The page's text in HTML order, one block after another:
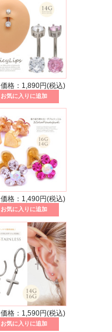
価格：1,890円(税込)
価格：1,490円(税込)
価格：1,590円(税込)